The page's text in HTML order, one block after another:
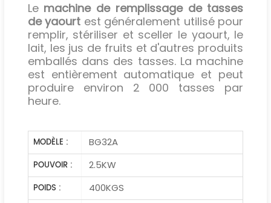
Le machine de remplissage de tasses
de yaourt est généralement utilisé pour
remplir, stériliser et sceller le yaourt, le
lait, les jus de fruits et d'autres produits
emballés dans des tasses. La machine
est entièrement automatique et peut
produire environ 2 000 tasses par
heure.
MODÈLE :
BG32A
POUVOIR :
2.5KW
POIDS :
400KGS